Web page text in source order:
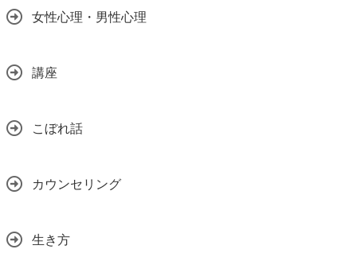
女性心理・男性心理
講座
こぼれ話
カウンセリング
生き方